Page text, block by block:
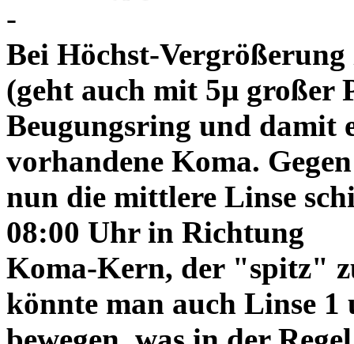
-
Bei Höchst-
(geht auch mit 5µ großer
Beugungsring und damit
vorhandene Koma.
nun die mittlere Linse
08:00 Uhr in Richtung
Koma-Kern, der "spitz"
könnte man auch Linse